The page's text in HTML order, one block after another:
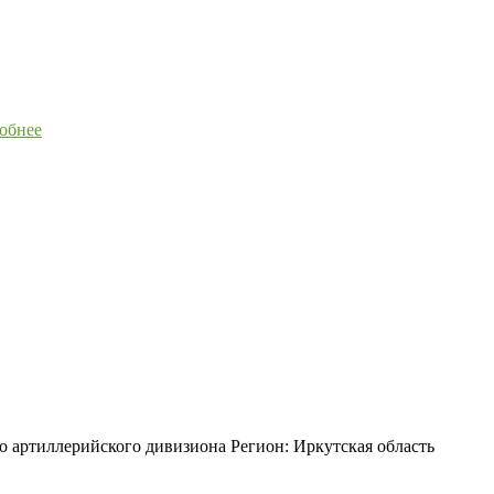
дивизиона Регион: Иркутская область